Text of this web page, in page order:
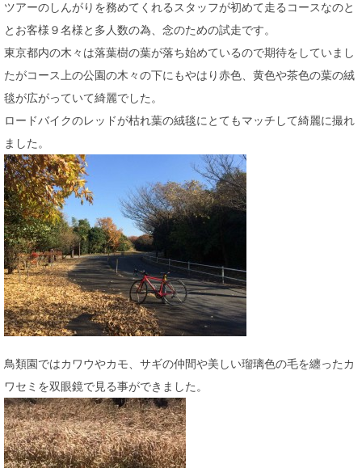
ツアーのしんがりを務めてくれるスタッフが初めて走るコースなのと
とお客様９名様と多人数の為、念のための試走です。
東京都内の木々は落葉樹の葉が落ち始めているので期待をしていまし
たがコース上の公園の木々の下にもやはり赤色、黄色や茶色の葉の絨
毯が広がっていて綺麗でした。
ロードバイクのレッドが枯れ葉の絨毯にとてもマッチして綺麗に撮れ
ました。
鳥類園ではカワウやカモ、サギの仲間や美しい瑠璃色の毛を纏ったカ
ワセミを双眼鏡で見る事ができました。